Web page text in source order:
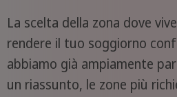
La scelta della zona dove
rendere il tuo soggiorno
abbiamo già ampiamente
un riassunto, le zone più